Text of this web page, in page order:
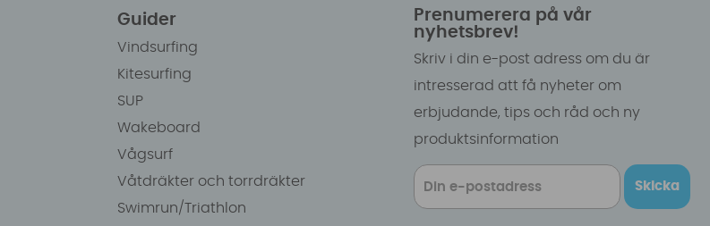
Guider
Vindsurfing
Kitesurfing
SUP
Wakeboard
Vågsurf
Våtdräkter och torrdräkter
Swimrun/Triathlon
Prenumerera på vår
nyhetsbrev!
Skriv i din e-post adress om du är
intresserad att få nyheter om
erbjudande, tips och råd och ny
produktsinformation
Skicka